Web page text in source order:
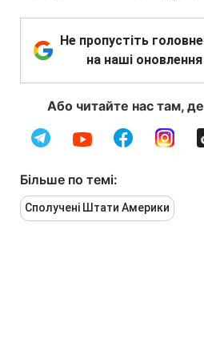
Не пропустіть
на наші
Або читайте нас там,
Більше по темі:
Сполучені Штати Америки